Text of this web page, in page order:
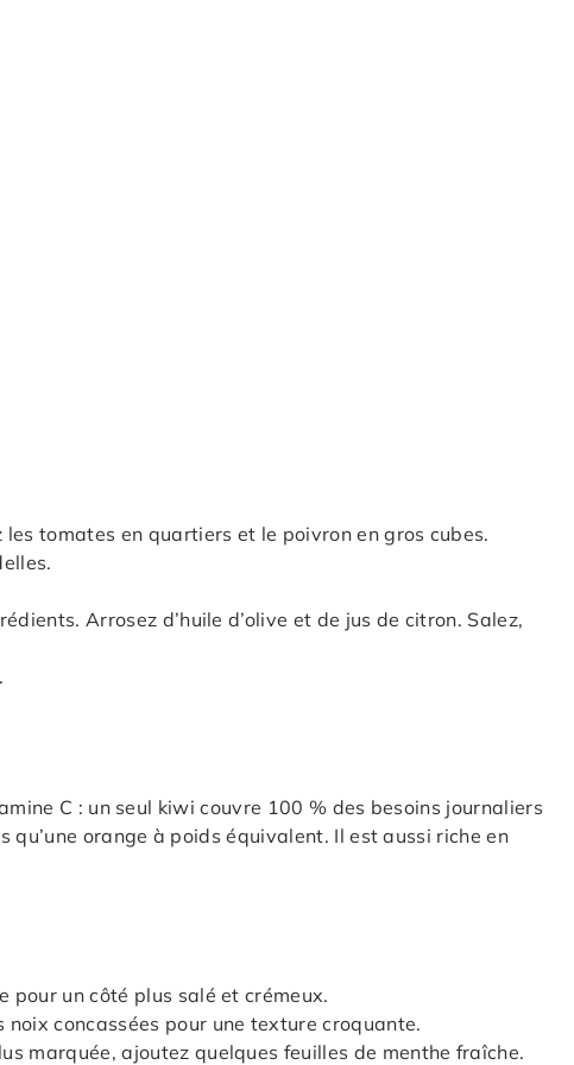
tomates en quartiers et le poivron en gros cubes.
Arrosez d’huile d’olive et de jus de citron. Salez,
C : un seul kiwi couvre 100 % des besoins journaliers
orange à poids équivalent. Il est aussi riche en
pour un côté plus salé et crémeux.
concassées pour une texture croquante.
marquée, ajoutez quelques feuilles de menthe fraîche.